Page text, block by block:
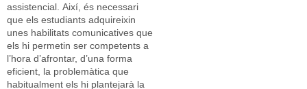
assistencial. Així, és necessari
que els estudiants adquireixin
unes habilitats comunicatives que
els hi permetin ser competents a
l’hora d’afrontar, d’una forma
eficient, la problemàtica que
habitualment els hi plantejarà la